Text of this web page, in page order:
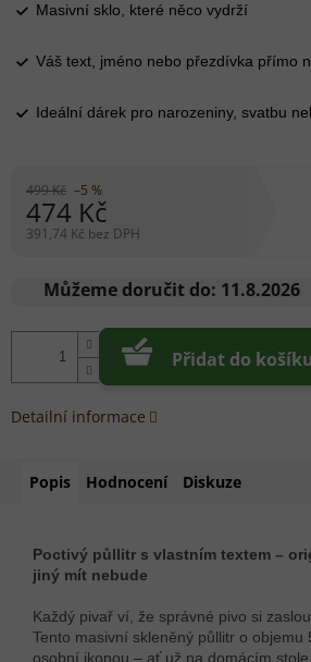
499 Kč –5 %
474 Kč
391,74 Kč bez DPH
cena:
Můžeme doručit do: 11.8.2026
Přidat do košíku
Masivní sklo, které něco vydrží
Váš text, jméno nebo přezdívka přímo
Ideální dárek pro narozeniny, svatbu
Detailní informace
Popis Hodnocení Diskuze
Poctivý půllitr s vlastním textem –
jiný mít nebude
Každý pivař ví, že správné pivo si
Tento masivní skleněný půllitr o objemu
osobní ikonou – ať už na domácím